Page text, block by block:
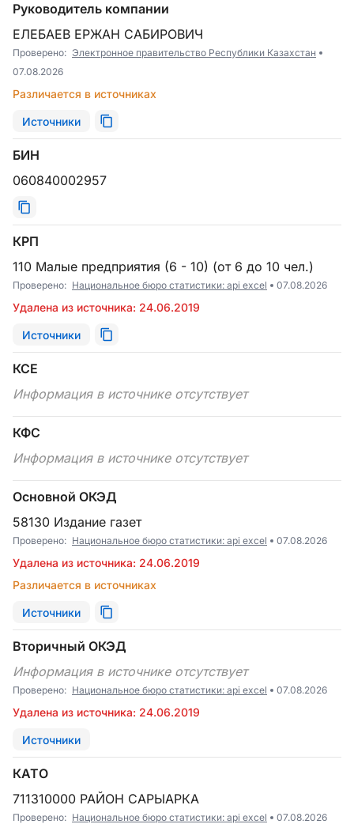
Руководитель компании
ЕЛЕБАЕВ ЕРЖАН САБИРОВИЧ
Проверено: Электронное правительство Республики Казахстан
07.08.2026
Различается в источниках
Источники
БИН
060840002957
КРП
110 Малые предприятия (6 - 10) (от 6 до 10 чел.)
Проверено: Национальное бюро статистики: api excel 07.08.2026
Удалена из источника: 24.06.2019
Источники
КСЕ
Информация в источнике отсутствует
КФС
Информация в источнике отсутствует
Основной ОКЭД
58130 Издание газет
Проверено: Национальное бюро статистики: api excel 07.08.2026
Удалена из источника: 24.06.2019
Различается в источниках
Источники
Вторичный ОКЭД
Информация в источнике отсутствует
Проверено: Национальное бюро статистики: api excel 07.08.2026
Удалена из источника: 24.06.2019
Источники
КАТО
711310000 РАЙОН САРЫАРКА
Проверено: Национальное бюро статистики: api excel 07.08.2026